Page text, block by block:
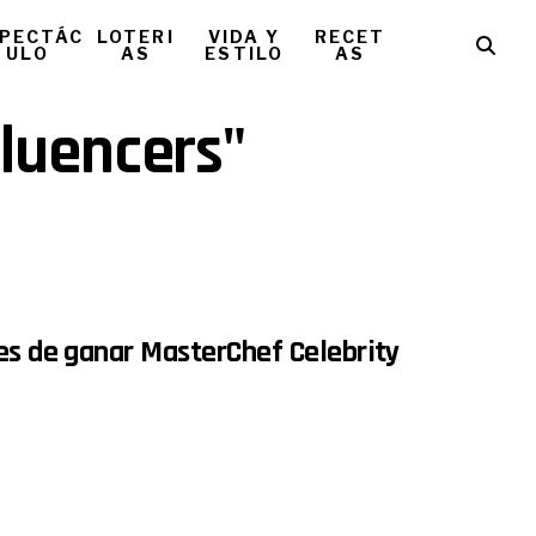
ULO
LOTERI
AS
VIDA Y
ESTILO
RECET
AS
de ganar MasterChef Celebrity